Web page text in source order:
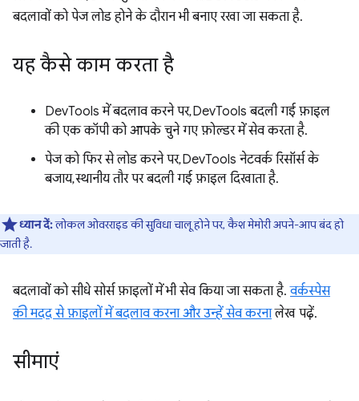
बदलावों को पेज लोड होने के दौरान भी बनाए रखा जा सकता है.
यह कैसे काम करता है
DevTools में बदलाव करने पर, DevTools बदली गई फ़ाइल
की एक कॉपी को आपके चुने गए फ़ोल्डर में सेव करता है.
पेज को फिर से लोड करने पर, DevTools नेटवर्क रिसॉर्स के
बजाय, स्थानीय तौर पर बदली गई फ़ाइल दिखाता है.
ध्यान दें:लोकल ओवरराइड की सुविधा चालू होने पर, कैश मेमोरी अपने-आप बंद हो
जाती है.
बदलावों को सीधे सोर्स फ़ाइलों में भी सेव किया जा सकता है.वर्कस्पेस
की मदद से फ़ाइलों में बदलाव करना और उन्हें सेव करनालेख पढ़ें.
सीमाएं